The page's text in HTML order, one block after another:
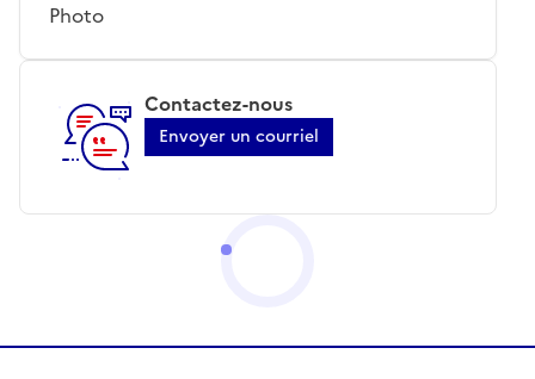
Photo
Contactez-nous
Envoyer un courriel